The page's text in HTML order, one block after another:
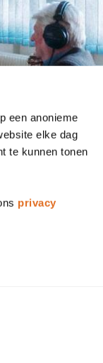
een anonieme
elke dag
te kunnen tonen
privacy